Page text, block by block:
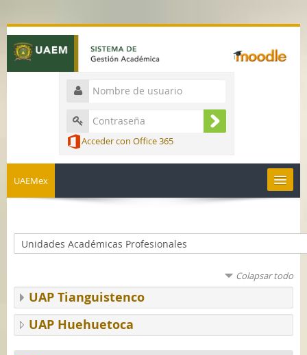
Acceder con Office 365
UAEMex
Colapsar todo
UAP Tianguistenco
UAP Huehuetoca